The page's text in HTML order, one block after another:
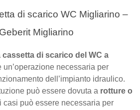
di scarico WC Migliarino –
Migliarino
di scarico del WC a
un’operazione necessaria per
dell’impianto idraulico.
può essere dovuta a rotture o
casi può essere necessaria per